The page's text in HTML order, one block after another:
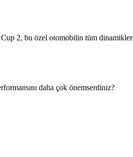
2, bu özel otomobilin tüm
daha çok önemserdiniz?